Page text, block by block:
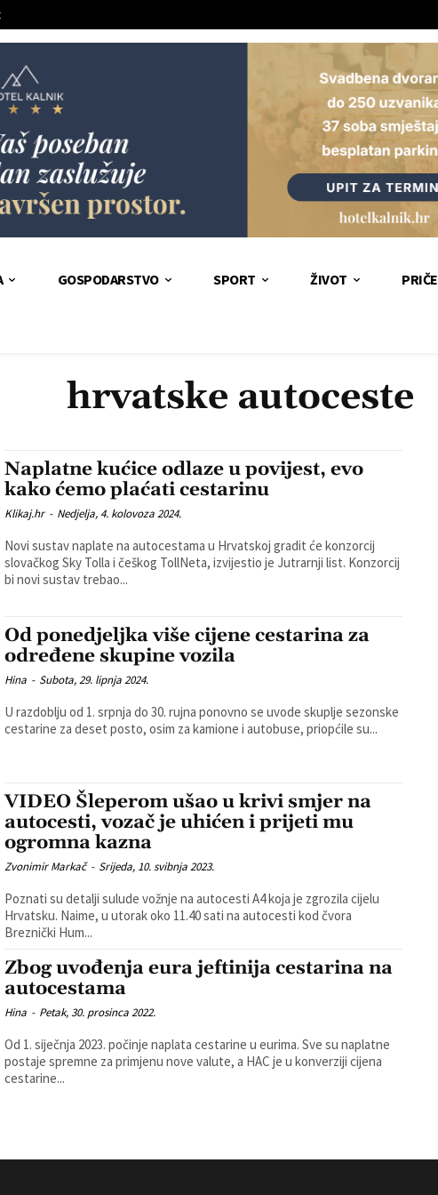
GOSPODARSTVO SPORT ŽIVOT PRIČE
hrvatske autoceste
Naplatne kućice odlaze u povijest, evo
kako ćemo plaćati cestarinu
Klikaj.hr - Nedjelja, 4. kolovoza 2024.
Novi sustav naplate na autocestama u Hrvatskoj gradit će konzorcij
slovačkog Sky Tolla i češkog TollNeta, izvijestio je Jutrarnji list. Konzorcij
bi novi sustav trebao...
Od ponedjeljka više cijene cestarina za
određene skupine vozila
Hina - Subota, 29. lipnja 2024.
U razdoblju od 1. srpnja do 30. rujna ponovno se uvode skuplje sezonske
cestarine za deset posto, osim za kamione i autobuse, priopćile su...
VIDEO Šleperom ušao u krivi smjer na
autocesti, vozač je uhićen i prijeti mu
ogromna kazna
Zvonimir Markač - Srijeda, 10. svibnja 2023.
Poznati su detalji sulude vožnje na autocesti A4 koja je zgrozila cijelu
Hrvatsku. Naime, u utorak oko 11.40 sati na autocesti kod čvora
Breznički Hum...
Zbog uvođenja eura jeftinija cestarina na
autocestama
Hina - Petak, 30. prosinca 2022.
Od 1. siječnja 2023. počinje naplata cestarine u eurima. Sve su naplatne
postaje spremne za primjenu nove valute, a HAC je u konverziji cijena
cestarine...